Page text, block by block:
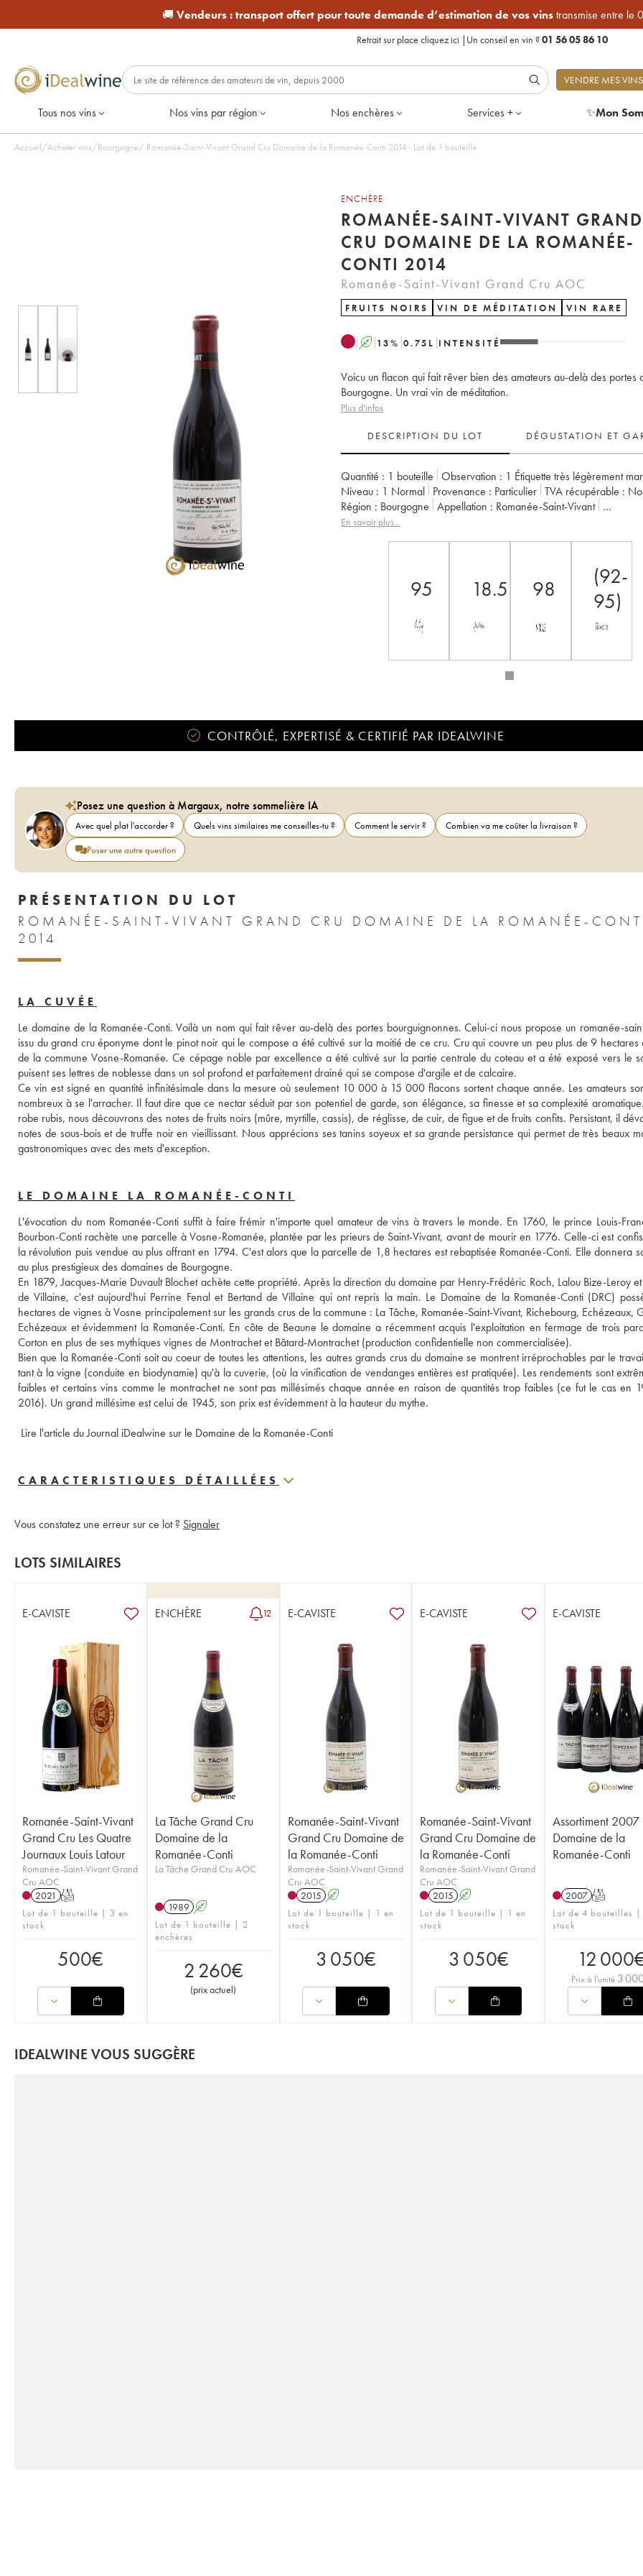
🚚 Vendeurs :transport offert pour toute demande d’estimation de vos vinstransmise entre le
Retrait sur place cliquez ici | Un conseil en vin ?01 56 05 86 10
VENDRE MES VINS
Tous nos vins Nos vins par région Nos enchères Services + ✨Mon
Accueil/Acheter vins/Bourgogne/ Romanée-Saint-Vivant Grand Cru Domaine de la Romanée-Conti 2014 - Lot de 1 bouteille
ENCHÈRE
ROMANÉE-SAINT-VIVANT GRAND
CRU DOMAINE DE LA ROMANÉE-
CONTI 2014
Romanée-Saint-Vivant Grand Cru AOC
FRUITS NOIRS VIN DE MÉDITATION VIN RARE
A 13% 0.75 L INTENSITÉ
Voicu un flacon qui fait rêver bien des amateurs au-delà des portes
Bourgogne. Un vrai vin de méditation.
Plus d'infos
DESCRIPTION DU LOT DÉGUSTATION ET
Quantité : 1 bouteille Observation : 1 Étiquette très légèrement
Niveau : 1 Normal Provenance : particulier TVA récupérable :
Région :
Bourgogne Appellation :
Romanée-Saint-Vivant
Classement :
En savoir plus...
95 18.5 98
(92-
95)
CONTRÔLÉ, EXPERTISÉ & CERTIFIÉ PAR IDEALWINE
Posez une question à Margaux, notre sommelière IA
Avec quel plat l'accorder ? Quels vins similaires me conseilles-tu ? Comment le servir ?
Combien va me coûter la livraison ?
Poser une autre question
PRÉSENTATION DU LOT
ROMANÉE-SAINT-VIVANT GRAND CRU DOMAINE DE LA ROMANÉE-
2014
LA CUVÉE
Le domaine de la Romanée-Conti. Voilà un nom qui fait rêver au-delà des portes bourguignonnes. Celui-ci nous propose un romanée-
issu du grand cru éponyme dont le pinot noir qui le compose a été cultivé sur la moitié de ce cru. Cru qui couvre un peu plus de 9 hectares
de la commune Vosne-Romanée. Ce cépage noble par excellence a été cultivé sur la partie centrale du coteau et a été exposé vers le
puisent ses lettres de noblesse dans un sol profond et parfaitement drainé qui se compose d'argile et de calcaire.
Ce vin est signé en quantité infinitésimale dans la mesure où seulement 10 000 à 15 000 flacons sortent chaque année. Les amateurs
nombreux à se l'arracher. Il faut dire que ce nectar séduit par son potentiel de garde, son élégance, sa finesse et sa complexité
robe rubis, nous découvrons des notes de fruits noirs (mûre, myrtille, cassis), de réglisse, de cuir, de figue et de fruits confits. Persistant, il
notes de sous-bois et de truffe noir en vieillissant. Nous apprécions ses tanins soyeux et sa grande persistance qui permet de très beaux
gastronomiques avec des mets d'exception.
LE DOMAINE LA ROMANÉE-CONTI
L'évocation du nom Romanée-Conti suffit à faire frémir n'importe quel amateur de vins à travers le monde. En 1760, le prince Louis-
Bourbon-Conti rachète une parcelle à Vosne-Romanée, plantée par les prieurs de Saint-Vivant, avant de mourir en 1776. Celle-ci est
la révolution puis vendue au plus offrant en 1794. C'est alors que la parcelle de 1,8 hectares est rebaptisée Romanée-Conti. Elle donnera
au plus prestigieux des domaines de Bourgogne.
En 1879, Jacques-Marie Duvault Blochet achète cette propriété. Après la direction du domaine par Henry-Frédéric Roch, Lalou Bize-Leroy
de Villaine, c'est aujourd'hui Perrine Fenal et Bertand de Villaine qui ont repris la main. Le Domaine de la Romanée-Conti (DRC)
hectares de vignes à Vosne principalement sur les grands crus de la commune : La Tâche, Romanée-Saint-Vivant, Richebourg, Echézeaux,
Echézeaux et évidemment la Romanée-Conti. En côte de Beaune le domaine a récemment acquis l'exploitation en fermage de trois
Corton en plus de ses mythiques vignes de Montrachet et Bâtard-Montrachet (production confidentielle non commercialisée).
Bien que la Romanée-Conti soit au coeur de toutes les attentions, les autres grands crus du domaine se montrent irréprochables par le
tant à la vigne (conduite en biodynamie) qu'à la cuverie, (où la vinification de vendanges entières est pratiquée). Les rendements sont
faibles et certains vins comme le montrachet ne sont pas millésimés chaque année en raison de quantités trop faibles (ce fut le cas en
2016). Un grand millésime est celui de 1945, son prix est évidemment à la hauteur du mythe.
Lire l'article du Journal iDealwine sur le Domaine de la Romanée-Conti
CARACTERISTIQUES DÉTAILLÉES
Vous constatez une erreur sur ce lot ? Signaler
LOTS SIMILAIRES
E-CAVISTE
Romanée-Saint-Vivant
Grand Cru Les Quatre
Journaux Louis Latour
Romanée-Saint-Vivant Grand
Cru AOC
2021 T
Lot de 1 bouteille | 3 en
stock
500€
ENCHÈRE 12
La Tâche Grand Cru
Domaine de la
Romanée-Conti
La Tâche Grand Cru AOC
1989 A
Lot de 1 bouteille | 2
enchères
2 260€
(prix actuel)
E-CAVISTE
Romanée-Saint-Vivant
Grand Cru Domaine de
la Romanée-Conti
Romanée-Saint-Vivant Grand
Cru AOC
2015 A
Lot de 1 bouteille | 1 en
stock
3 050€
E-CAVISTE
Romanée-Saint-Vivant
Grand Cru Domaine de
la Romanée-Conti
Romanée-Saint-Vivant Grand
Cru AOC
2015 A
Lot de 1 bouteille | 1 en
stock
3 050€
E-CAVISTE
Assortiment 2007
Domaine de la
Romanée-Conti
2007 T
Lot de 4 bouteilles
stock
12 000
Prix à l'unité 3
IDEALWINE VOUS SUGGÈRE